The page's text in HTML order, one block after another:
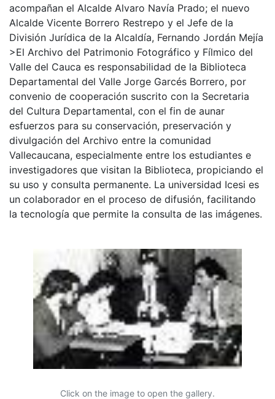
acompañan el Alcalde Alvaro Navía Prado; el nuevo
Alcalde Vicente Borrero Restrepo y el Jefe de la
División Jurídica de la Alcaldía, Fernando Jordán Mejía
>El Archivo del Patrimonio Fotográfico y Fílmico del
Valle del Cauca es responsabilidad de la Biblioteca
Departamental del Valle Jorge Garcés Borrero, por
convenio de cooperación suscrito con la Secretaria
del Cultura Departamental, con el fin de aunar
esfuerzos para su conservación, preservación y
divulgación del Archivo entre la comunidad
Vallecaucana, especialmente entre los estudiantes e
investigadores que visitan la Biblioteca, propiciando el
su uso y consulta permanente. La universidad Icesi es
un colaborador en el proceso de difusión, facilitando
la tecnología que permite la consulta de las imágenes.
Click on the image to open the gallery.